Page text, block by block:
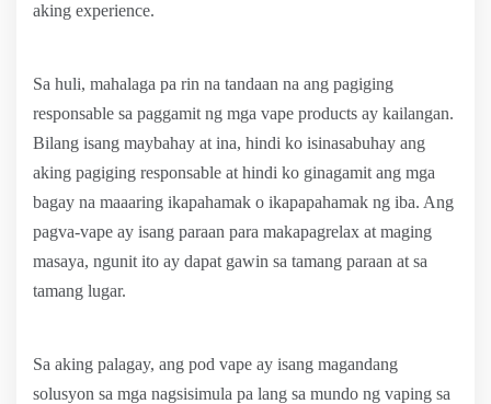
aking experience.
Sa huli, mahalaga pa rin na tandaan na ang pagiging
responsable sa paggamit ng mga vape products ay kailangan.
Bilang isang maybahay at ina, hindi ko isinasabuhay ang
aking pagiging responsable at hindi ko ginagamit ang mga
bagay na maaaring ikapahamak o ikapapahamak ng iba. Ang
pagva-vape ay isang paraan para makapagrelax at maging
masaya, ngunit ito ay dapat gawin sa tamang paraan at sa
tamang lugar.
Sa aking palagay, ang pod vape ay isang magandang
solusyon sa mga nagsisimula pa lang sa mundo ng vaping sa